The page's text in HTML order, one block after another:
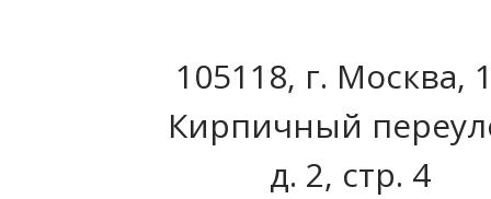
105118, г. Москва,
Кирпичный
д. 2, стр. 4